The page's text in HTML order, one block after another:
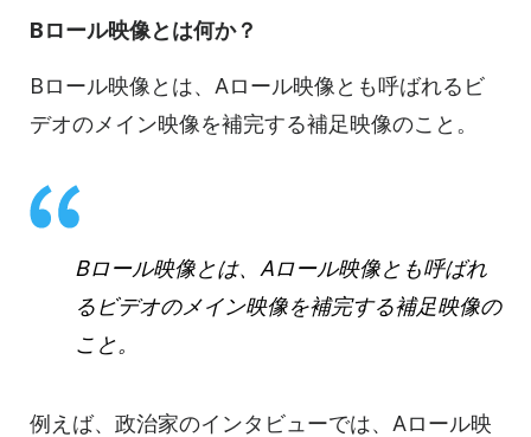
Bロール映像とは何か？
Bロール映像とは、Aロール映像とも呼ばれるビ
デオのメイン映像を補完する補足映像のこと。
Bロール映像とは、Aロール映像とも呼ばれ
るビデオのメイン映像を補完する補足映像の
こと。
例えば、政治家のインタビューでは、Aロール映